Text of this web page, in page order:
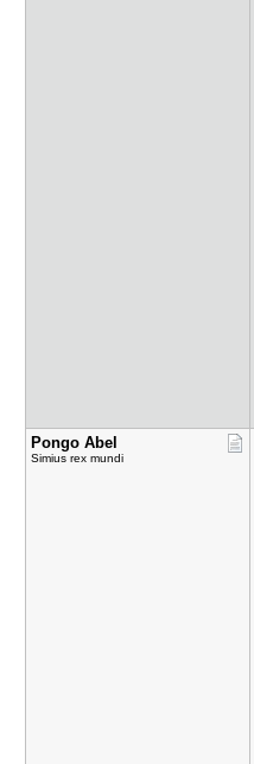
Pongo Abel
Simius rex mundi